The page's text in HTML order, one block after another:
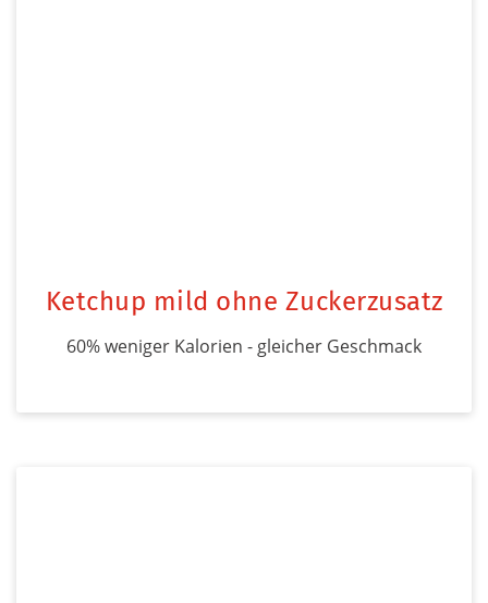
Ketchup mild ohne Zuckerzusatz
60% weniger Kalorien - gleicher Geschmack